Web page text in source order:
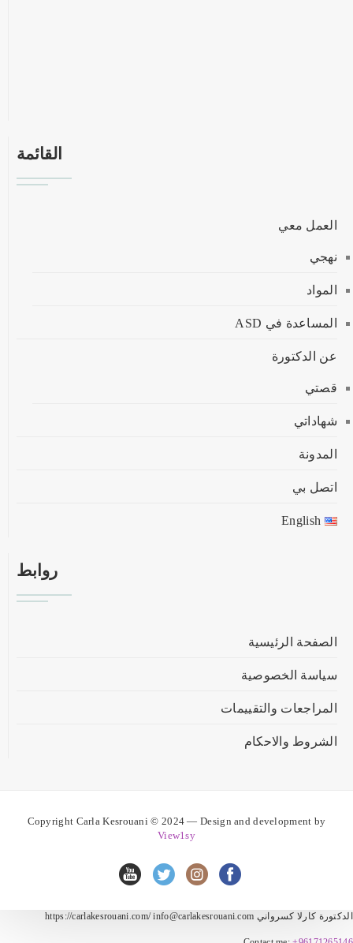
القائمة
العمل معي
نهجي
المواد
المساعدة في ASD
عن الدكتورة
قصتي
شهاداتي
المدونة
اتصل بي
English
روابط
الصفحة الرئيسية
سياسة الخصوصية
المراجعات والتقييمات
الشروط والاحكام
Copyright Carla Kesrouani © 2024 — Design and development by
View1sy
الدكتورة كارلا كسرواني https://carlakesrouani.com/ info@carlakesrouani.com